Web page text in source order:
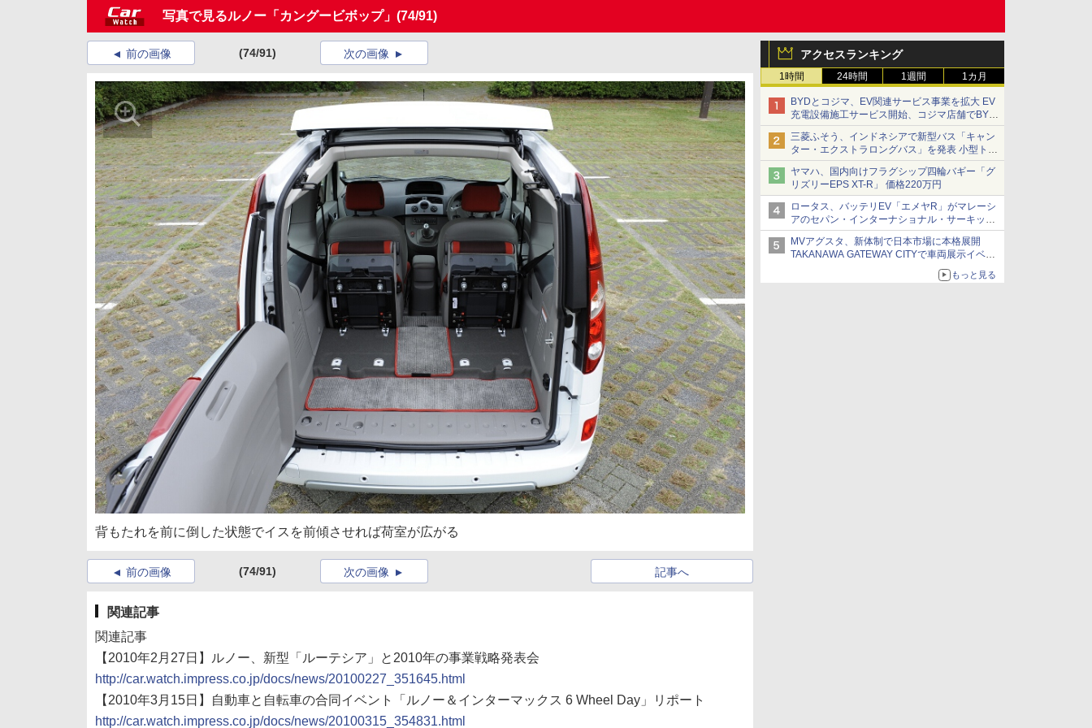
写真で見るルノー「カングービボップ」 (74/91)
アクセスランキング
1時間 24時間 1週間 1カ月
BYDとコジマ、EV関連サービス事業を拡大 EV
充電設備施工サービス開始、コジマ店舗でBYD
車の展示・試乗イベントを強化
三菱ふそう、インドネシアで新型バス「キャン
ター・エクストラロングバス」を発表 小型トラ
ックベースの観光・旅客輸送向けバス
ヤマハ、国内向けフラグシップ四輪バギー「グ
リズリーEPS XT-R」 価格220万円
ロータス、バッテリEV「エメヤR」がマレーシ
アのセパン・インターナショナル・サーキット
のBEV最速タイムを樹立
MVアグスタ、新体制で日本市場に本格展開
TAKANAWA GATEWAY CITYで車両展示イベン
もっと見る
前の画像 (74/91) 次の画像
背もたれを前に倒した状態でイスを前傾させれば荷室が広がる
前の画像 (74/91) 記事へ
次の画像
関連記事
関連記事
【2010年2月27日】ルノー、新型「ルーテシア」と2010年の事業戦略発表会
http://car.watch.impress.co.jp/docs/news/20100227_351645.html
【2010年3月15日】自動車と自転車の合同イベント「ルノー＆インターマックス 6 Wheel Day」リポート
http://car.watch.impress.co.jp/docs/news/20100315_354831.html